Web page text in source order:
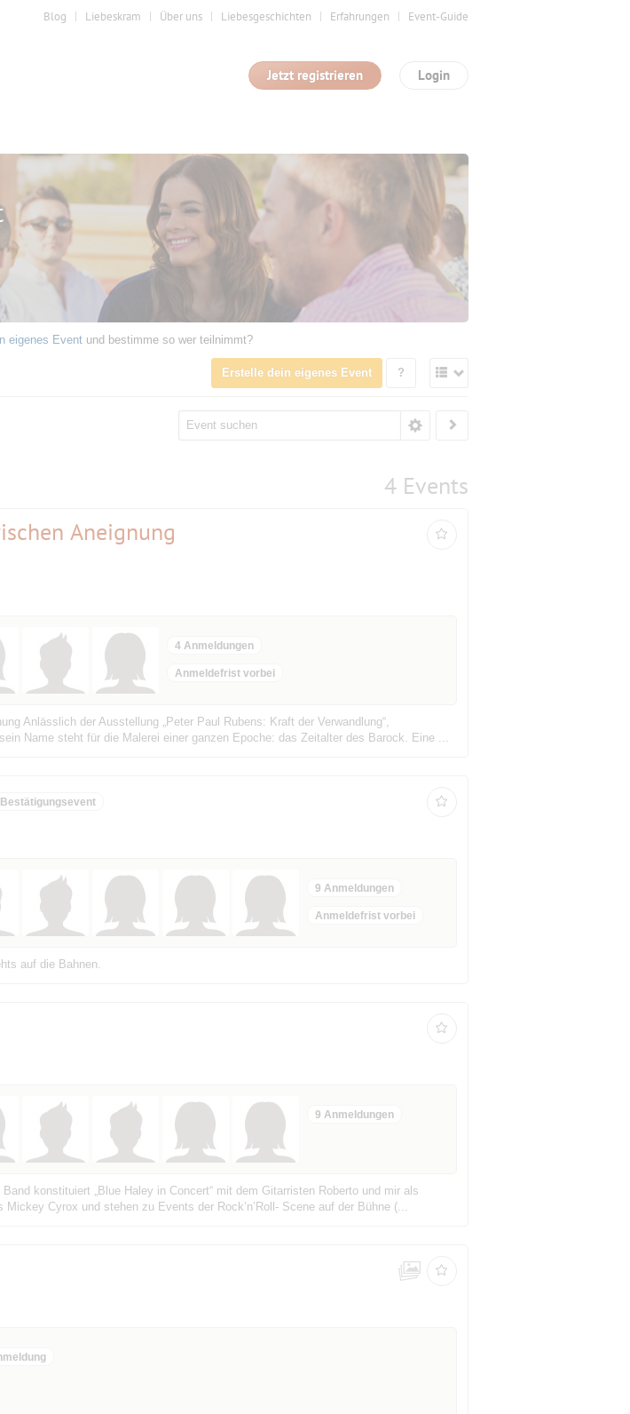
Blog Liebeskram Über uns Liebesgeschichten Erfahrungen Event-Guide
Login
Jetzt registrieren
eigenes Event und bestimme so wer teilnimmt?
Erstelle dein eigenes Event ?
4 Events
Aneignung
4 Anmeldungen
Anmeldefrist vorbei
Anlässlich der Ausstellung „Peter Paul Rubens: Kraft der Verwandlung“,
Name steht für die Malerei einer ganzen Epoche: das Zeitalter des Barock. Eine ...
Bestätigungsevent
9 Anmeldungen
Anmeldefrist vorbei
auf die Bahnen.
9 Anmeldungen
konstituiert „Blue Haley in Concert“ mit dem Gitarristen Roberto und mir als
Cyrox und stehen zu Events der Rock’n’Roll- Scene auf der Bühne (...